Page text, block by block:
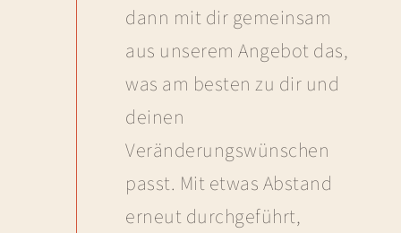
dann mit dir gemeinsam
aus unserem Angebot das,
was am besten zu dir und
deinen
Veränderungswünschen
passt. Mit etwas Abstand
erneut durchgeführt,